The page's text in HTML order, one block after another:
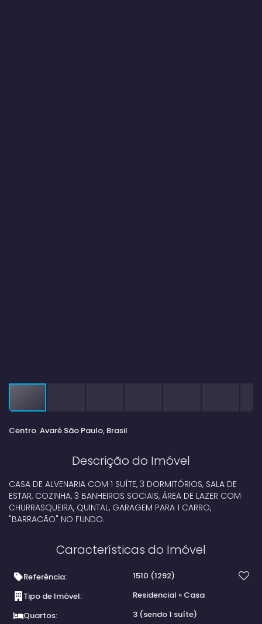
Centro Avaré São Paulo, Brasil
Descrição do Imóvel
CASA DE ALVENARIA COM 1 SUÍTE, 3 DORMITÓRIOS, SALA DE
ESTAR, COZINHA, 3 BANHEIROS SOCIAIS, ÁREA DE LAZER COM
CHURRASQUEIRA, QUINTAL, GARAGEM PARA 1 CARRO,
"BARRACÃO" NO FUNDO.
Características do Imóvel
Referência: 1510 (1292)
Tipo de Imóvel:
Residencial » Casa
Quartos:
3 (sendo 1 suíte)